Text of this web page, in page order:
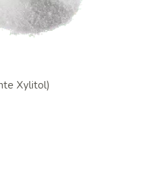
Xylitol)